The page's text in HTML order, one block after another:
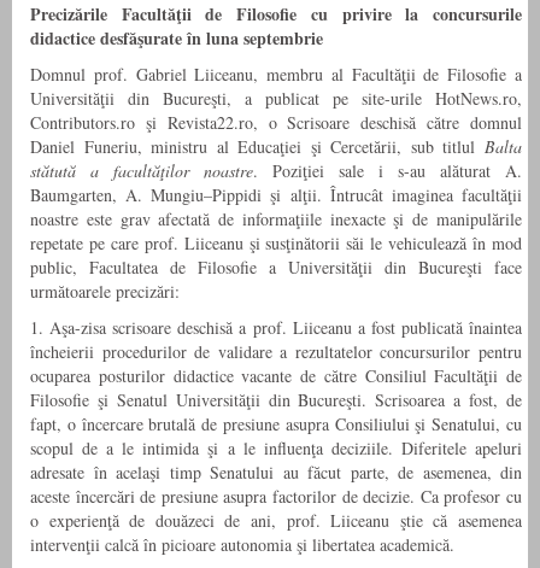
Precizările Facultăţii de Filosofie cu privire la concursurile
didactice desfăşurate în luna septembrie
Domnul prof. Gabriel Liiceanu, membru al Facultăţii de Filosofie a
Universităţii din Bucureşti, a publicat pe site-urile HotNews.ro,
Contributors.ro şi Revista22.ro, o Scrisoare deschisă către domnul
Daniel Funeriu, ministru al Educaţiei şi Cercetării, sub titlul Balta
stătută a facultăţilor noastre. Poziţiei sale i s-au alăturat A.
Baumgarten, A. Mungiu–Pippidi şi alţii. Întrucât imaginea facultăţii
noastre este grav afectată de informaţiile inexacte şi de manipulările
repetate pe care prof. Liiceanu şi susţinătorii săi le vehiculează în mod
public, Facultatea de Filosofie a Universităţii din Bucureşti face
următoarele precizări:
1. Aşa-zisa scrisoare deschisă a prof. Liiceanu a fost publicată înaintea
încheierii procedurilor de validare a rezultatelor concursurilor pentru
ocuparea posturilor didactice vacante de către Consiliul Facultăţii de
Filosofie şi Senatul Universităţii din Bucureşti. Scrisoarea a fost, de
fapt, o încercare brutală de presiune asupra Consiliului şi Senatului, cu
scopul de a le intimida şi a le influenţa deciziile. Diferitele apeluri
adresate în acelaşi timp Senatului au făcut parte, de asemenea, din
aceste încercări de presiune asupra factorilor de decizie. Ca profesor cu
o experienţă de douăzeci de ani, prof. Liiceanu ştie că asemenea
intervenţii calcă în picioare autonomia şi libertatea academică.